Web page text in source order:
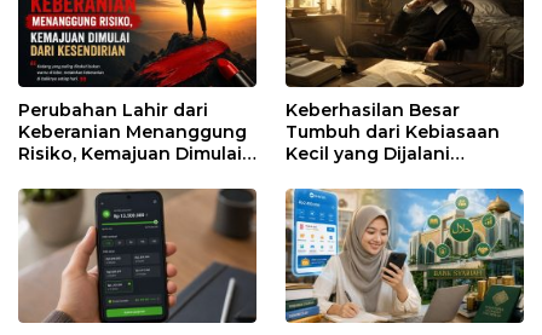
Perubahan Lahir dari
Keberanian Menanggung
Risiko, Kemajuan Dimulai
Keberhasilan Besar
Tumbuh dari Kebiasaan
Kecil yang Dijalani